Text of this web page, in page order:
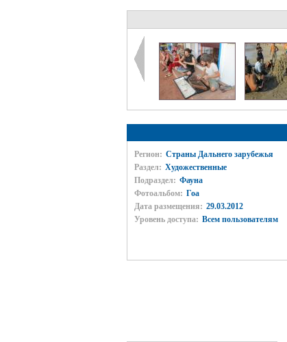
Регион: Страны Дальнего зарубежья
Раздел: Художественные
Подраздел: Фауна
Фотоальбом: Гоа
Дата размещения: 29.03.2012
Уровень доступа: Всем пользователям